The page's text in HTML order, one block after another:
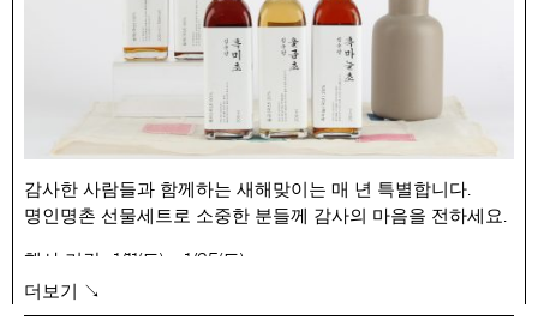
감사한 사람들과 함께하는 새해맞이는 매 년 특별합니다.
명인명촌 선물세트로 소중한 분들께 감사의 마음을 전하세요.
행사 기간 : 1/11(토) ~ 1/25(토)
행사 품목 : 명인명촌 선물세트
더보기 ↘